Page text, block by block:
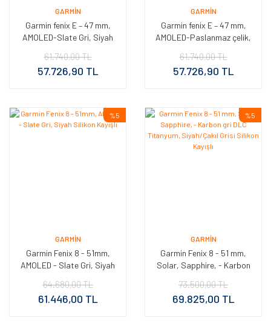
GARMIN
Garmin fenix E – 47 mm,
AMOLED-Slate Gri, Siyah
61.740,00 TL
57.726,90 TL
GARMIN
Garmin fenix E – 47 mm,
AMOLED-Paslanmaz çelik,
61.740,00 TL
57.726,90 TL
GARMIN
Garmin Fenix 8 - 51mm,
AMOLED - Slate Gri, Siyah
%5
64.680,00 TL
61.446,00 TL
GARMIN
Garmin Fenix 8 - 51 mm,
Solar, Sapphire, - Karbon
Çakıl Grisi Silikon Kayışlı
%5
73.500,00 TL
69.825,00 TL